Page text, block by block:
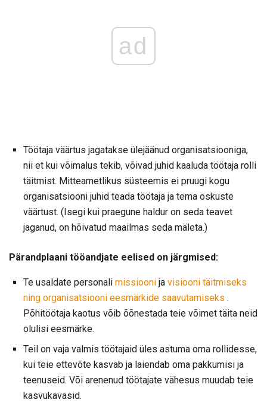
ad
Töötaja väärtus jagatakse ülejäänud organisatsiooniga,
nii et kui võimalus tekib, võivad juhid kaaluda töötaja rolli
täitmist. Mitteametlikus süsteemis ei pruugi kogu
organisatsiooni juhid teada töötaja ja tema oskuste
väärtust. (Isegi kui praegune haldur on seda teavet
jaganud, on hõivatud maailmas seda mäleta.)
Pärandplaani tööandjate eelised on järgmised:
Te usaldate personali missiooni ja visiooni täitmiseks
ning organisatsiooni eesmärkide saavutamiseks .
Põhitöötaja kaotus võib õõnestada teie võimet täita neid
olulisi eesmärke.
Teil on vaja valmis töötajaid üles astuma oma rollidesse,
kui teie ettevõte kasvab ja laiendab oma pakkumisi ja
teenuseid. Või arenenud töötajate vähesus muudab teie
kasvukavasid.